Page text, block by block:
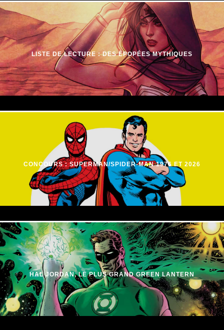
LISTE DE LECTURE : DES ÉPOPÉES MYTHIQUES
CONCOURS : SUPERMAN/SPIDER-MAN 1976 ET 2026
HAL JORDAN, LE PLUS GRAND GREEN LANTERN